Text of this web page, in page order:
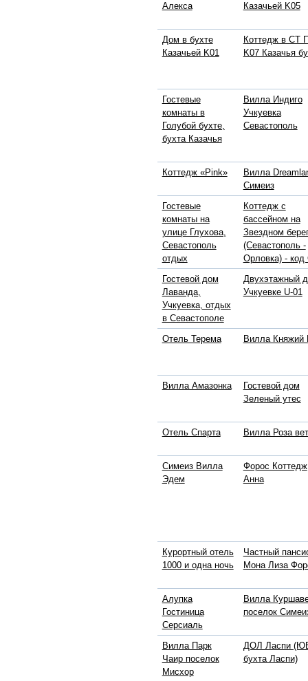
Алекса
Казачьей K05
Дом в бухте
Казачьей K01
Коттедж в СТ
K07 Казачья
Гостевые
комнаты в
Голубой бухте,
бухта Казачья
Вилла Индиго
Учкуевка
Севастополь
Коттедж «Pink»
Вилла
Симеиз
Гостевые
комнаты на
улице Глухова,
Севастополь
отдых
Коттедж с
бассейном на
Звездном
(Севастополь -
Орловка) - код
Гостевой дом
Лаванда,
Учкуевка, отдых
в Севастополе
Двухэтажный
Учкуевке U-01
Отель Терема Вилла Княжий
Вилла Амазонка
Гостевой дом
Зеленый утес
Отель Спарта Вилла Роза
Симеиз Вилла
Эдем
Форос Коттедж
Анна
Курортный отель
1000 и одна ночь
Частный
Мона Лиза
Алупка
Гостиница
Серсиаль
Вилла
поселок
Вилла Парк
Чаир поселок
Мисхор
ДОЛ Ласпи
бухта Ласпи)